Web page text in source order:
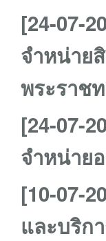
[24-07-
จำหน่าย
พระราช
[24-07-
จำหน่าย
[10-07-
และบริก